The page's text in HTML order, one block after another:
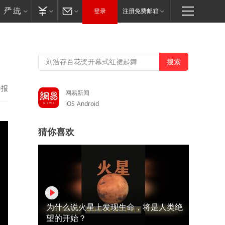
登录 注册免费邮箱
网易新闻
iOS Android
猜你喜欢
为什么说火星上发现生命，将是人类绝
望的开始？